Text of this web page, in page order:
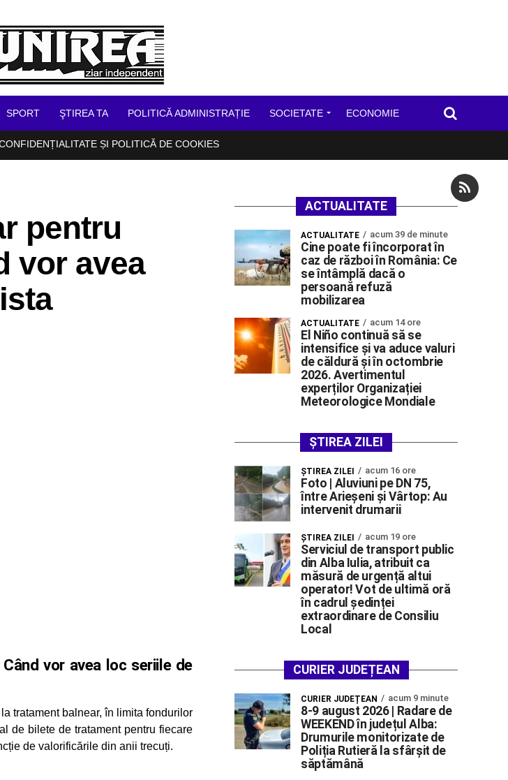
SPORT ŞTIREA TA POLITICĂ ADMINISTRAȚIE SOCIETATE ECONOMIE
ȘI POLITICĂ DE COOKIES
pentru
vor avea
vor avea loc seriile de
tratament balnear, în limita fondurilor
de bilete de tratament pentru fiecare
de valorificările din anii trecuți.
ACTUALITATE
ACTUALITATE acum 39 de minute
Cine poate fi încorporat în
caz de război în România: Ce
se întâmplă dacă o
persoană refuză
mobilizarea
ACTUALITATE acum 14 ore
El Niño continuă să se
intensifice și va aduce valuri
de căldură și în octombrie
2026. Avertimentul
experților Organizației
Meteorologice Mondiale
ȘTIREA ZILEI
ŞTIREA ZILEI acum 16 ore
Foto | Aluviuni pe DN 75,
între Arieșeni și Vârtop: Au
intervenit drumarii
ŞTIREA ZILEI acum 19 ore
Serviciul de transport public
din Alba Iulia, atribuit ca
măsură de urgență altui
operator! Vot de ultimă oră
în cadrul ședinței
extraordinare de Consiliu
Local
CURIER JUDEȚEAN
CURIER JUDEȚEAN acum 9 minute
8-9 august 2026 | Radare de
WEEKEND în județul Alba:
Drumurile monitorizate de
Poliția Rutieră la sfârșit de
săptămână